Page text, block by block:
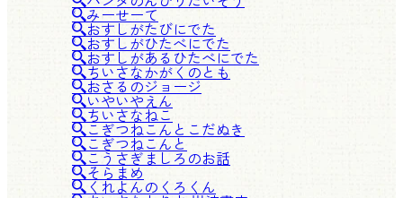
みーせーて
おすしがたびにでた
おすしがひたべにでた
おすしがあるひたべにでた
ちいさなかがくのとも
おさるのジョージ
いやいやえん
ちいさなねこ
こぎつねこんとこだぬき
こぎつねこんと
こうさぎましろのお話
そらまめ
くれよんのくろくん